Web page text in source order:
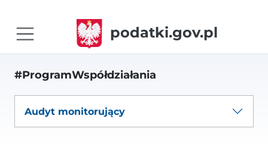
podatki.gov.pl
#ProgramWspółdziałania
Audyt monitorujący